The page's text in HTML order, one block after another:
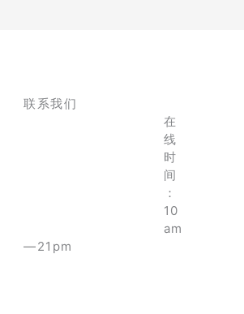
联系我们
在
线
时
间
：
10
am
—21pm